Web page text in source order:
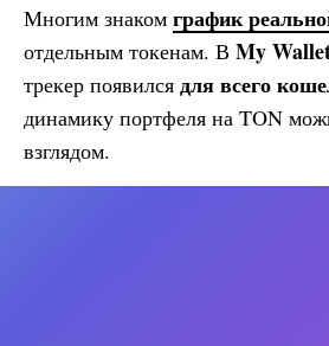
Многим знаком график
отдельным токенам. В My
трекер появился для всего
динамику портфеля на TON
взглядом.